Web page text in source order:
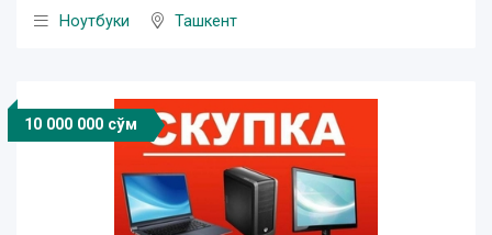
Ноутбуки
Ташкент
10 000 000 сўм